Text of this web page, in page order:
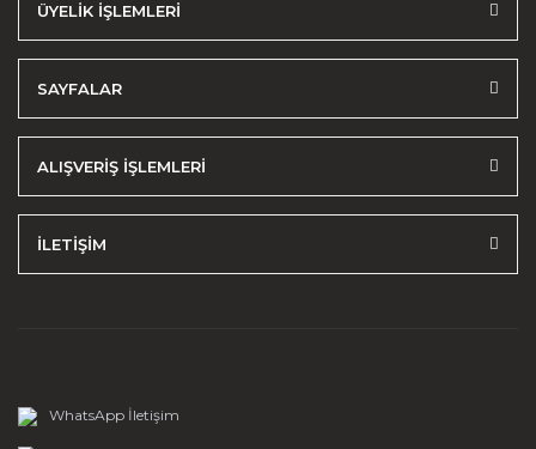
ÜYELİK İŞLEMLERİ
SAYFALAR
ALIŞVERİŞ İŞLEMLERİ
İLETİŞİM
WhatsApp İletişim